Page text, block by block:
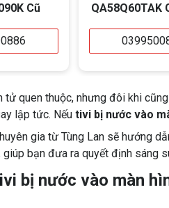
Cũ
QA58Q60TAK
tử quen thuộc, nhưng đôi khi
lập tức. Nếu tivi bị nước vào
gia từ Tùng Lan sẽ hướng
giúp bạn đưa ra quyết định sáng
bị nước vào màn